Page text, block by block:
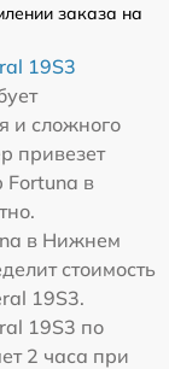
заказа на
19S3
и сложного
привезет
Fortuna в
в Нижнем
стоимость
19S3.
19S3 по
2 часа при